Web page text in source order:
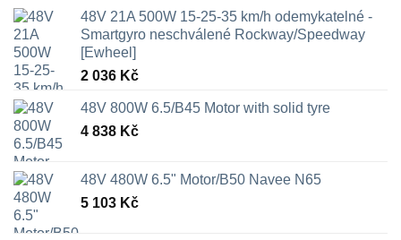
48V 21A 500W 15-25-35 km/h odemykatelné -
Smartgyro neschválené Rockway/Speedway
[Ewheel]
2 036 Kč
48V 800W 6.5/B45 Motor with solid tyre
4 838 Kč
48V 480W 6.5" Motor/B50 Navee N65
5 103 Kč